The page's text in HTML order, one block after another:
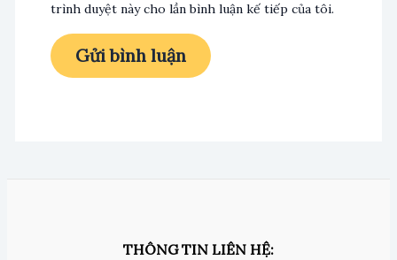
trình duyệt này cho lần bình luận kế tiếp của tôi.
THÔNG TIN LIÊN HỆ: